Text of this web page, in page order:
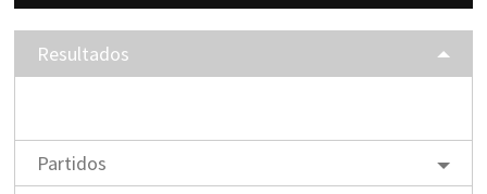
Resultados
Partidos